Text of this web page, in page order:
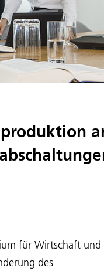
für Wirtschaft und
des